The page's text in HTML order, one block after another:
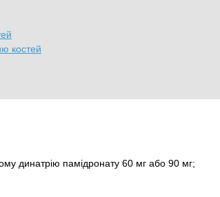
костей
динатрію памідронату 60 мг або 90 мг;